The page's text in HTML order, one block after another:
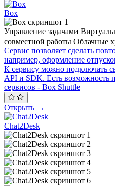
Box
Управление задачами
совместной работы Облачные
Сервис позволяет сделать
например, оформление
К сервису можно подключать
API и SDK. Есть возможность
сервисов - Box Shuttle
Открыть →
Chat2Desk